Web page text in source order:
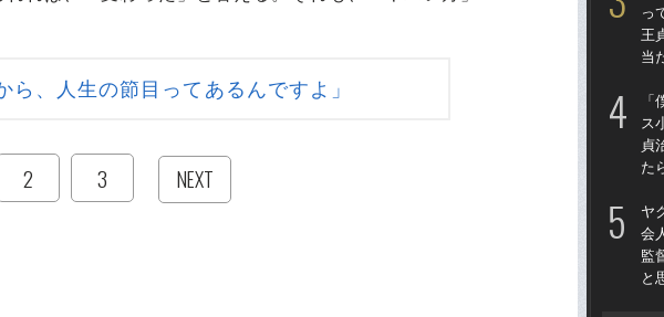
、人生の節目ってあるんですよ」
2 3 NEXT
っ
王
当
ス
貞
た
ヤ
会
監
と